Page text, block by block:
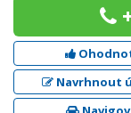
Navrhnout